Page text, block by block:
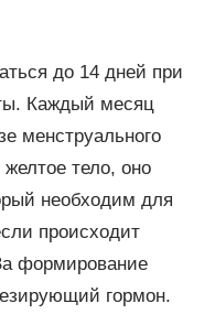
до 14 дней при
Каждый месяц
менструального
тело, оно
необходим для
происходит
формирование
гормон.